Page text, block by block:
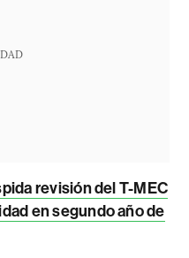
revisión del T-MEC
en segundo año de